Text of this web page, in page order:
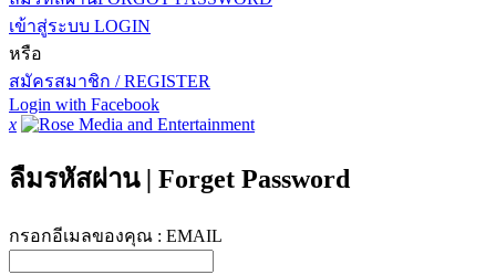
เข้าสู่ระบบ LOGIN
หรือ
สมัครสมาชิก / REGISTER
Login with Facebook
x
ลืมรหัสผ่าน | Forget Password
กรอกอีเมลของคุณ : EMAIL